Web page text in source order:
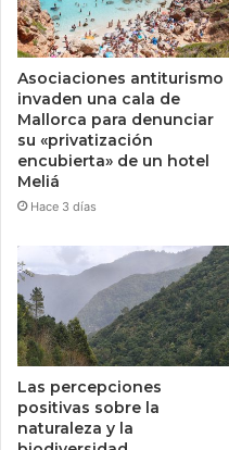
Asociaciones antiturismo
invaden una cala de
Mallorca para denunciar
su «privatización
encubierta» de un hotel
Meliá
Hace 3 días
Las percepciones
positivas sobre la
naturaleza y la